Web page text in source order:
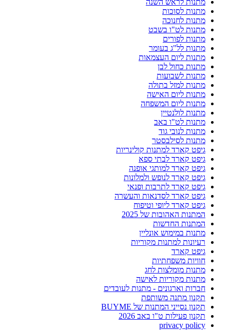
מתנות לראש השנה
מתנות לסוכות
מתנות לחנוכה
מתנות לט"ו בשבט
מתנות לפורים
מתנות לל"ג בעומר
מתנות ליום העצמאות
מתנות כחול לבן
מתנות לשבועות
מתנות למזל בתולה
מתנות ליום האישה
מתנות ליום המשפחה
מתנות לולנטיין
מתנות לט"ו באב
מתנות לנובי גוד
מתנות לסילבסטר
גיפט קארד למתנות קולינריות
גיפט קארד לבתי ספא
גיפט קארד למותגי אופנה
גיפט קארד לנופש ולמלונות
גיפט קארד לתרבות ופנאי
גיפט קארד לסדנאות והעשרה
גיפט קארד ליופי וטיפוח
המתנות האהובות של 2025
המתנות החדשות
מתנות במימוש אונליין
רעיונות למתנות מקוריות
גיפט קארד
חוויות משפחתיות
מתנות מומלצות לחג
מתנות מקוריות לאישה
חברות וארגונים - מתנות לעובדים
תקנון מתנה משותפת
תקנון נסייני המתנות של BUYME
תקנון פעילות ט"ו באב 2026
privacy policy